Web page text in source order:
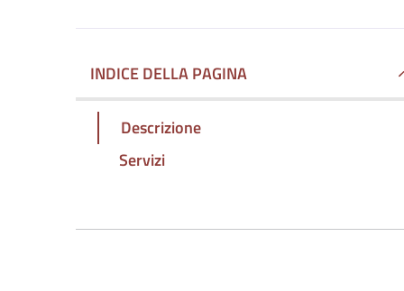
INDICE DELLA PAGINA
Descrizione
Servizi